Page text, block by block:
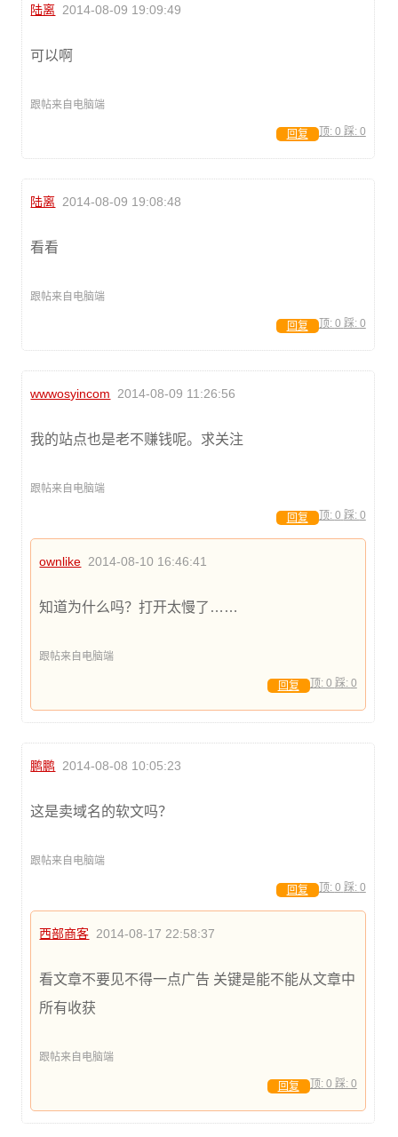
陆离 2014-08-09 19:09:49
可以啊
跟帖来自电脑端
顶: 0 踩: 0
回复
陆离 2014-08-09 19:08:48
看看
跟帖来自电脑端
顶: 0 踩: 0
回复
wwwosyincom 2014-08-09 11:26:56
我的站点也是老不赚钱呢。求关注
跟帖来自电脑端
顶: 0 踩: 0
回复
ownlike 2014-08-10 16:46:41
知道为什么吗？打开太慢了……
跟帖来自电脑端
顶: 0 踩: 0
回复
鹏鹏 2014-08-08 10:05:23
这是卖域名的软文吗？
跟帖来自电脑端
顶: 0 踩: 0
回复
西部商客 2014-08-17 22:58:37
看文章不要见不得一点广告 关键是能不能从文章中
所有收获
跟帖来自电脑端
顶: 0 踩: 0
回复